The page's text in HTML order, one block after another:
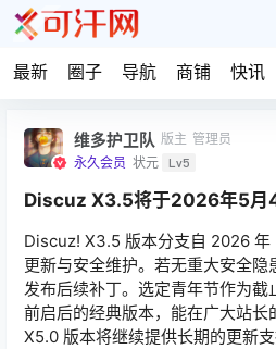
最新 圈子 导航 商铺 快讯
维多护卫队 版主 管理员
永久会员 状元 Lv5
Discuz X3.5将于2026年5月
Discuz! X3.5 版本分支自 2026
更新与安全维护。若无重大安全
发布后续补丁。选定青年节作为截
前启后的经典版本，能在广大站长
X5.0 版本将继续提供长期的更新